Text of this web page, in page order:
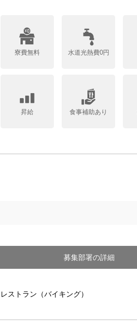
寮費無料 水道光熱費0円
昇給 食事補助あり
募集部署の詳細
レストラン（バイキング）